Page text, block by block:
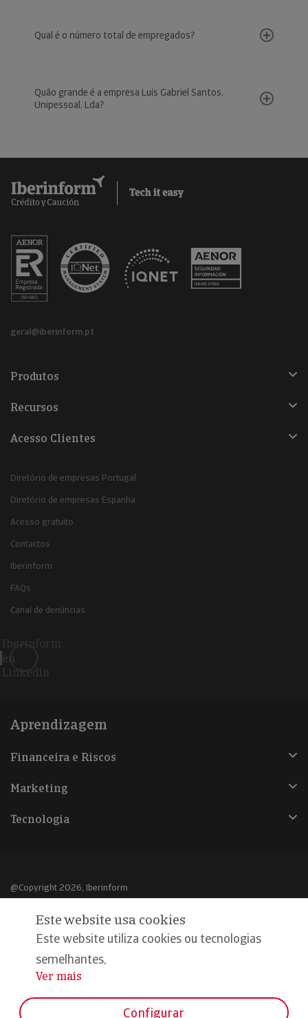
Qual é o número total de empregados?
Quão grande é a empresa Luís Gabriel Santos,
Unipessoal, Lda?
geral@iberinform.pt
Produtos
Recursos
Acesso Clientes
Diretório de empresas Portugal
Diretório de empresas Espanha
Acesso gratuito
Contactos
Iberinform
FAQs
Canal de denúncias
Iberinform
en
Linkedin
Aprendizagem
Financeira e Riscos
Marketing
Tecnologia
@Copyright 2026, Iberinform
Aviso legal
Política de cookies
Declaração de privacidade
Este website usa cookies
Este website utiliza cookies ou tecnologias
semelhantes,
...
Ver mais
Configurar